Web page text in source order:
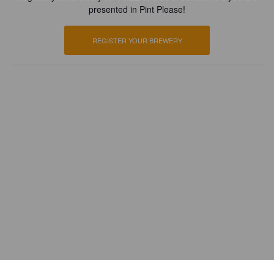
presented in Pint Please!
REGISTER YOUR BREWERY